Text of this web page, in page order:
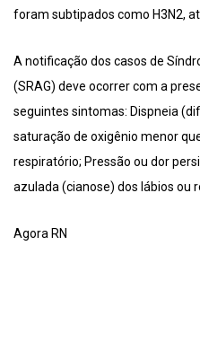
foram subtipados como H3N2,
A notificação dos casos de
(SRAG) deve ocorrer com a
seguintes sintomas: Dispneia
saturação de oxigênio menor
respiratório; Pressão ou dor
azulada (cianose) dos lábios ou
Agora RN